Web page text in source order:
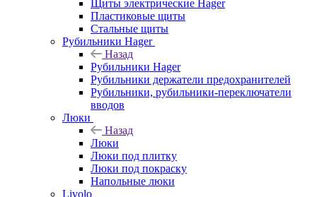
Щиты электрические Hager
Пластиковые щиты
Стальные щиты
Рубильники Hager
Назад
Рубильники Hager
Рубильники держатели предохранителей
Рубильники, рубильники-переключатели
вводов
Люки
Назад
Люки
Люки под плитку
Люки под покраску
Напольные люки
Livolo